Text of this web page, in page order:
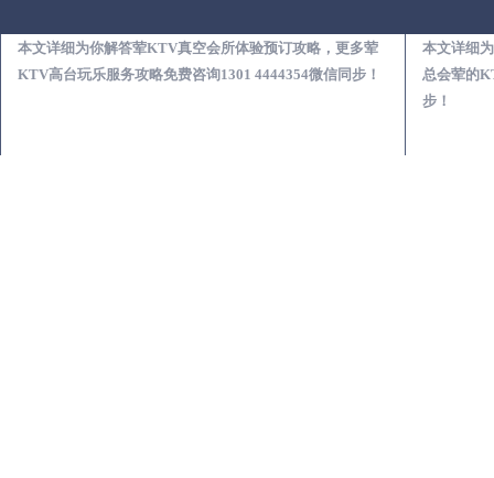
本文详细为你解答荤KTV真空会所体验预订攻略，更多荤
KTV高台玩乐服务攻略免费咨询1301 4444354微信同步！
本文详细
总会荤的
步！